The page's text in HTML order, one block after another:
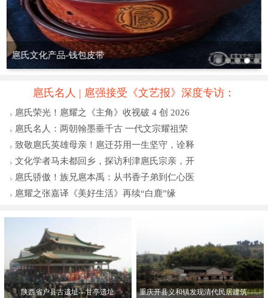
扈氏文化产品-扇子
扈氏名人 | 扈强接受《文艺报》深度专访：
扈氏荣光！扈耀之《主角》收视破 4 创 2026
扈氏名人：两朝翰墨垂千古 一代文宗耀祖荣
致敬扈氏英雄母亲！扈迁芬用一生坚守，诠释
文化学者马未都回乡，探访利津扈氏宗亲，开
扈氏骄傲！族兄扈本禹：从书香子弟到仁心医
扈耀之张嘉译《美好生活》再续“白鹿”缘
陕西省户县古遗址---甘亭遗址 重庆开县义和镇发现清代民居建筑——